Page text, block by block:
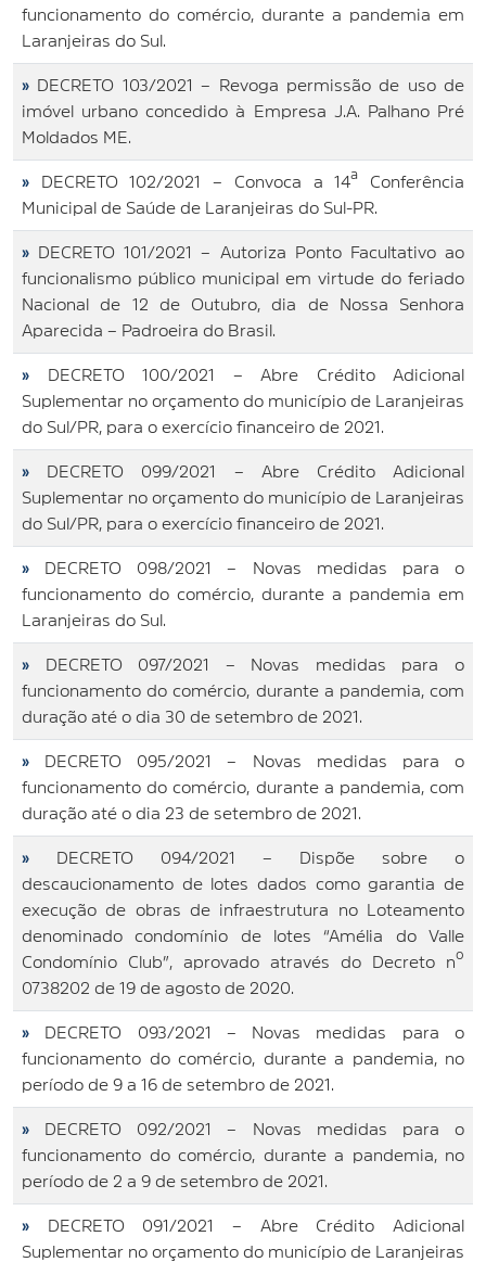
funcionamento do comércio, durante a pandemia em
Laranjeiras do Sul.
» DECRETO 103/2021 – Revoga permissão de uso de
imóvel urbano concedido à Empresa J.A. Palhano Pré
Moldados ME.
»
DECRETO 102/2021 – Convoca a 14ª Conferência
Municipal de Saúde de Laranjeiras do Sul-PR.
»
DECRETO 101/2021 – Autoriza Ponto Facultativo ao
funcionalismo público municipal em virtude do feriado
Nacional de 12 de Outubro, dia de Nossa Senhora
Aparecida – Padroeira do Brasil.
»
DECRETO 100/2021 – Abre Crédito Adicional
Suplementar no orçamento do município de Laranjeiras
do Sul/PR, para o exercício financeiro de 2021.
»
DECRETO 099/2021 – Abre Crédito Adicional
Suplementar no orçamento do município de Laranjeiras
do Sul/PR, para o exercício financeiro de 2021.
»
DECRETO 098/2021 – Novas medidas para o
funcionamento do comércio, durante a pandemia em
Laranjeiras do Sul.
»
DECRETO 097/2021 – Novas medidas para o
funcionamento do comércio, durante a pandemia, com
duração até o dia 30 de setembro de 2021.
»
DECRETO 095/2021 – Novas medidas para o
funcionamento do comércio, durante a pandemia, com
duração até o dia 23 de setembro de 2021.
»
DECRETO 094/2021 – Dispõe sobre o
descaucionamento de lotes dados como garantia de
execução de obras de infraestrutura no Loteamento
denominado condomínio de lotes “Amélia do Valle
Condomínio Club”, aprovado através do Decreto nº
0738202 de 19 de agosto de 2020.
»
DECRETO 093/2021 – Novas medidas para o
funcionamento do comércio, durante a pandemia, no
período de 9 a 16 de setembro de 2021.
»
DECRETO 092/2021 – Novas medidas para o
funcionamento do comércio, durante a pandemia, no
período de 2 a 9 de setembro de 2021.
»
DECRETO 091/2021 – Abre Crédito Adicional
Suplementar no orçamento do município de Laranjeiras